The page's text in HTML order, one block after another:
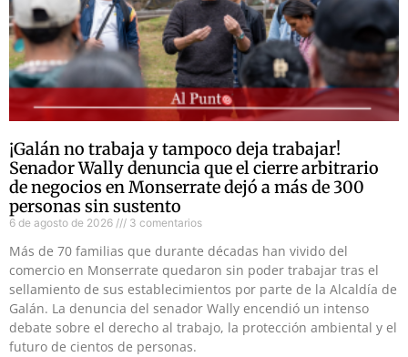
¡Galán no trabaja y tampoco deja trabajar!
Senador Wally denuncia que el cierre arbitrario
de negocios en Monserrate dejó a más de 300
personas sin sustento
6 de agosto de 2026 3 comentarios
Más de 70 familias que durante décadas han vivido del
comercio en Monserrate quedaron sin poder trabajar tras el
sellamiento de sus establecimientos por parte de la Alcaldía de
Galán. La denuncia del senador Wally encendió un intenso
debate sobre el derecho al trabajo, la protección ambiental y el
futuro de cientos de personas.